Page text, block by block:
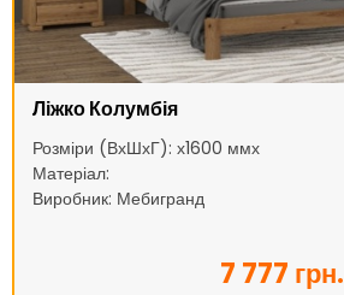
Ліжко Колумбія
Розміри (ВхШхГ): х1600 ммх
Матеріал:
Виробник: Мебигранд
7 777 грн.